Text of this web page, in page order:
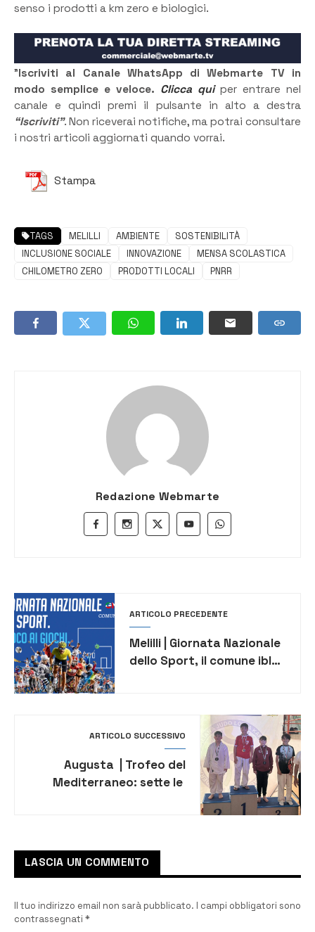
senso i prodotti a km zero e biologici.
”Iscriviti al Canale WhatsApp di Webmarte TV in
modo semplice e veloce. Clicca quiper entrare nel
canale e quindi premi il pulsante in alto a destra
“Iscriviti”. Non riceverai notifiche, ma potrai consultare
i nostri articoli aggiornati quando vorrai.
Stampa
TAGS MELILLI AMBIENTE
SOSTENIBILITÀ
INCLUSIONE SOCIALE
INNOVAZIONE
MENSA SCOLASTICA
CHILOMETRO ZERO
PRODOTTI LOCALI PNRR
Redazione Webmarte
ARTICOLO PRECEDENTE
Melilli | Giornata Nazionale
dello Sport, il comune ibleo
ARTICOLO SUCCESSIVO
Augusta | Trofeo del
Mediterraneo: sette le
LASCIA UN COMMENTO
Il tuo indirizzo email non sarà pubblicato. I campi obbligatori sono
contrassegnati *